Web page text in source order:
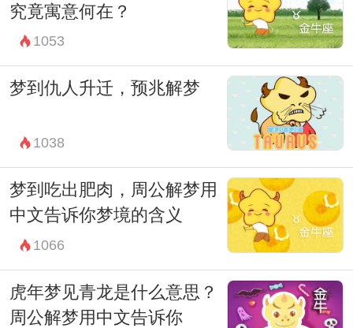
究竟寓意何在？
1053
梦到仇人升迁，预兆解梦
1038
梦到吃出肥肉，周公解梦用
中文告诉你梦境的含义
1066
虎年梦见青龙是什么意思？
周公解梦用中文告诉你